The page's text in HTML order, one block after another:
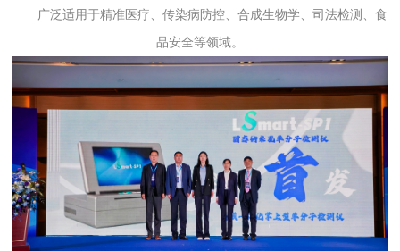
广泛适用于精准医疗、传染病防控、合成生物学、司法检测、食
品安全等领域。